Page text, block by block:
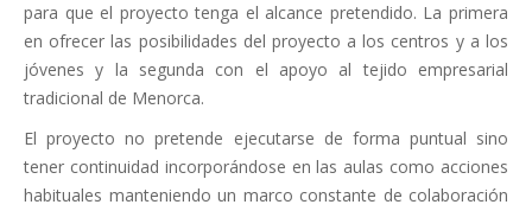
para que el proyecto tenga el alcance pretendido. La primera
en ofrecer las posibilidades del proyecto a los centros y a los
jóvenes y la segunda con el apoyo al tejido empresarial
tradicional de Menorca.
El proyecto no pretende ejecutarse de forma puntual sino
tener continuidad incorporándose en las aulas como acciones
habituales manteniendo un marco constante de colaboración